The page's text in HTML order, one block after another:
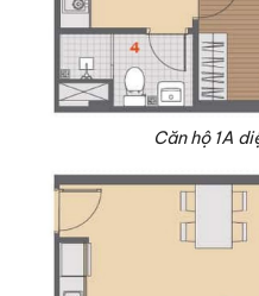
Căn hộ 1A